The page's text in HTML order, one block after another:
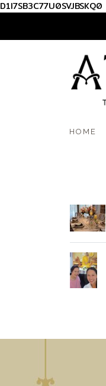
D1I7SB3C77U0SVJBSKQ0
HOME